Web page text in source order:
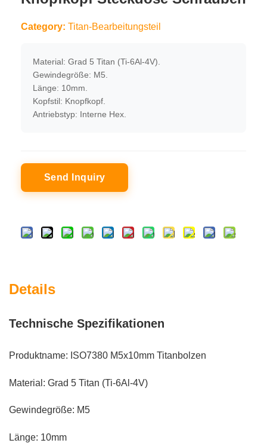
Category: Titan-Bearbeitungsteil
Material: Grad 5 Titan (Ti-6Al-4V).
Gewindegröße: M5.
Länge: 10mm.
Kopfstil: Knopfkopf.
Antriebstyp: Interne Hex.
Send Inquiry
Details
Technische Spezifikationen
Produktname: ISO7380 M5x10mm Titanbolzen
Material: Grad 5 Titan (Ti-6Al-4V)
Gewindegröße: M5
Länge: 10mm